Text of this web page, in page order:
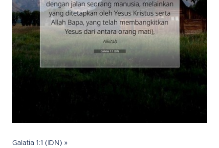
Galatia 1:1 (IDN) »